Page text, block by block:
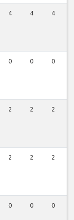
4 4 4
0 0 0
2 2 2
2 2 2
0 0 0